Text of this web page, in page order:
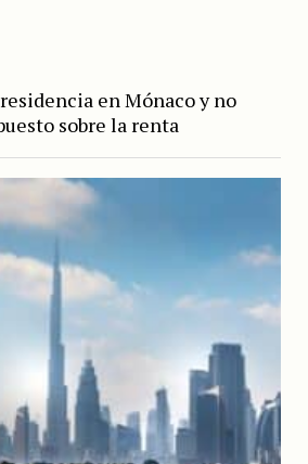
en Mónaco y no
sobre la renta